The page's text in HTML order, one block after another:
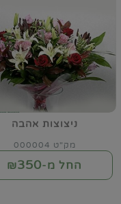
ניצוצות אהבה
מק"ט 000004
החל מ-₪350